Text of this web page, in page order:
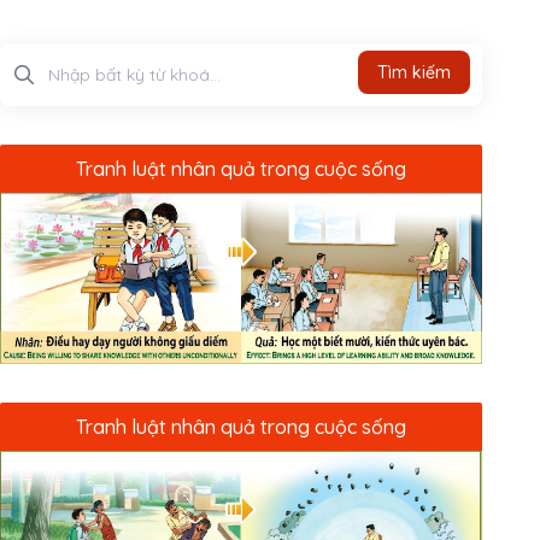
Tìm kiếm
Tranh luật nhân quả trong cuộc sống
Tranh luật nhân quả trong cuộc sống